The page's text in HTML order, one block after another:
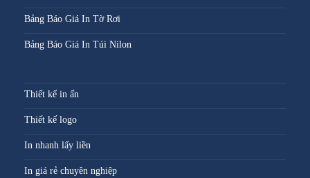
Bảng Báo Giá In Tờ Rơi
Bảng Báo Giá In Túi Nilon
Thiết kế in ấn
Thiết kế logo
In nhanh lấy liền
In giá rẻ chuyên nghiệp